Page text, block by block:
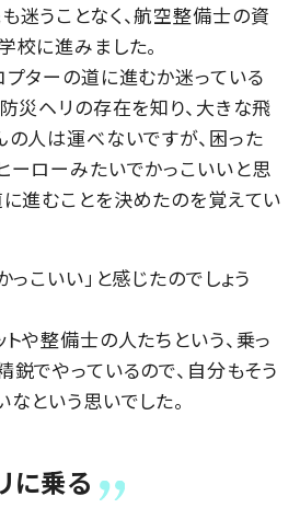
迷うことなく、航空整備士の資
校に進みました。
ターの道に進むか迷っている
災ヘリの存在を知り、大きな飛
人は運べないですが、困った
ーローみたいでかっこいいと思
に進むことを決めたのを覚えてい
こいい」と感じたのでしょう
や整備士の人たちという、乗っ
でやっているので、自分もそう
という思いでした。
に乗る